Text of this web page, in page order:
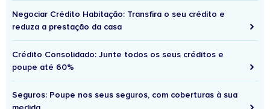
Negociar Crédito Habitação: Transfira o seu crédito e
reduza a prestação da casa
Crédito Consolidado: Junte todos os seus créditos e
poupe até 60%
Seguros: Poupe nos seus seguros, com coberturas à sua